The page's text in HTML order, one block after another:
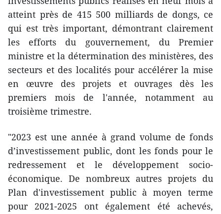
atteint près de 415 500 milliards de dongs, ce
qui est très important, démontrant clairement
les efforts du gouvernement, du Premier
ministre et la détermination des ministères, des
secteurs et des localités pour accélérer la mise
en œuvre des projets et ouvrages dès les
premiers mois de l'année, notamment au
troisième trimestre.
"2023 est une année à grand volume de fonds
d’investissement public, dont les fonds pour le
redressement et le développement socio-
économique. De nombreux autres projets du
Plan d'investissement public à moyen terme
pour 2021-2025 ont également été achevés,